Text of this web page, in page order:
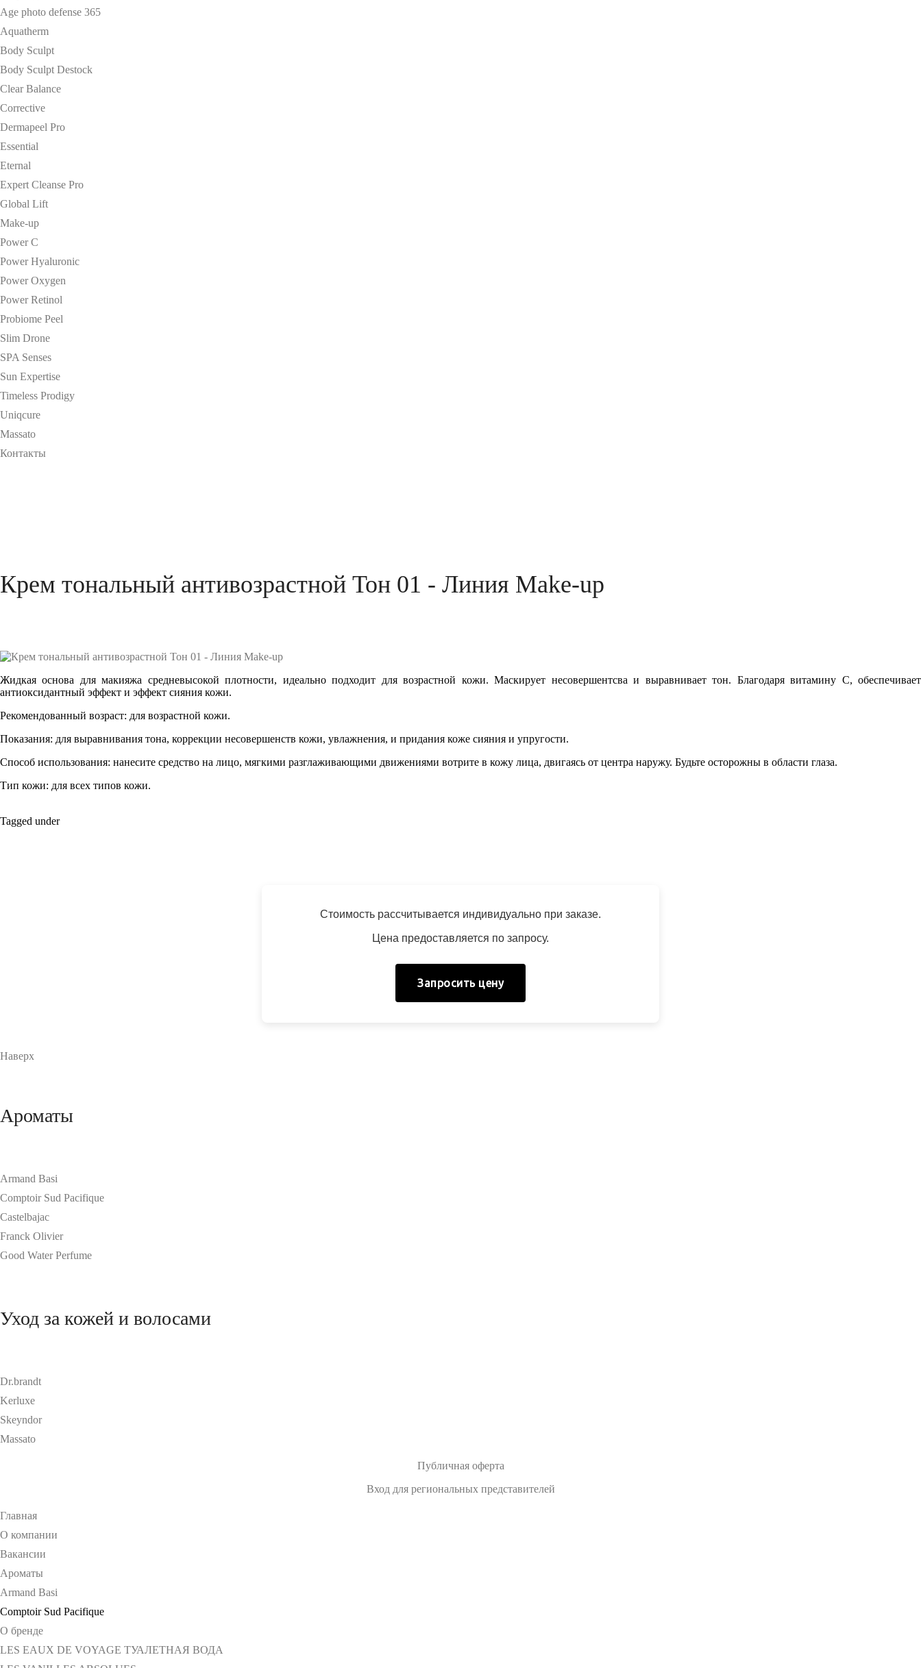
Age photo defense 365
Aquatherm
Body Sculpt
Body Sculpt Destock
Clear Balance
Corrective
Dermapeel Pro
Essential
Eternal
Expert Cleanse Pro
Global Lift
Make-up
Power C
Power Hyaluronic
Power Oxygen
Power Retinol
Probiome Peel
Slim Drone
SPA Senses
Sun Expertise
Timeless Prodigy
Uniqcure
Massato
Контакты
Крем тональный антивозрастной Тон 01 - Линия Make-up
Жидкая основа для макияжа средневысокой плотности, идеально подходит для возрастной кожи. Маскирует несовершентсва и выравниваеттон. Благодаря витамину C, обеспечивает
антиоксидантный эффект и эффект сияния кожи.
Рекомендованный возраст: для возрастной кожи.
Показания: для выравнивания тона, коррекции несовершенств кожи, увлажнения, и придания коже сияния и упругости.
Способ использования: нанесите средство на лицо, мягкими разглаживающими движениями вотрите в кожу лица, двигаясь от центра наружу. Будьте осторожны в области глаза.
Тип кожи: для всех типов кожи.
Tagged under
Стоимость рассчитывается индивидуально при заказе.
Цена предоставляется по запросу.
Запросить цену
Наверх
Ароматы
Armand Basi
Comptoir Sud Pacifique
Castelbajac
Franck Olivier
Good Water Perfume
Уход за кожей и волосами
Dr.brandt
Kerluxe
Skeyndor
Massato
Публичная оферта
Вход для региональных представителей
Главная
О компании
Вакансии
Ароматы
Armand Basi
Comptoir Sud Pacifique
О бренде
LES EAUX DE VOYAGE ТУАЛЕТНАЯ ВОДА